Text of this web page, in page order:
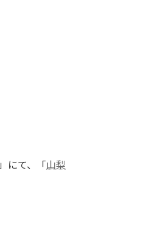
」にて、「山梨